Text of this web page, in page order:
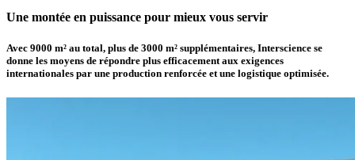
Une montée en puissance pour mieux vous servir
Avec 9000 m² au total, plus de 3000 m² supplémentaires, Interscience se
donne les moyens de répondre plus efficacement aux exigences
internationales par une production renforcée et une logistique optimisée.